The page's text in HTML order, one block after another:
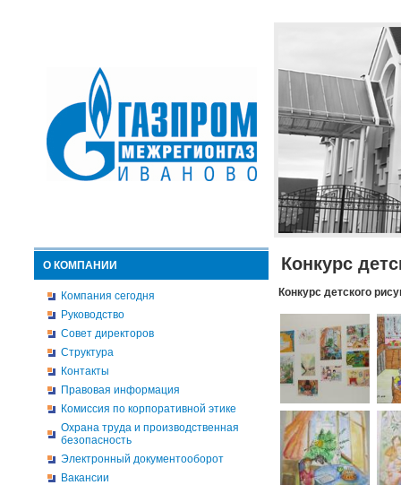
О КОМПАНИИ
Компания сегодня
Руководство
Совет директоров
Структура
Контакты
Правовая информация
Комиссия по корпоративной этике
Охрана труда и производственная
безопасность
Электронный документооборот
Вакансии
Конкурс
Конкурс детского